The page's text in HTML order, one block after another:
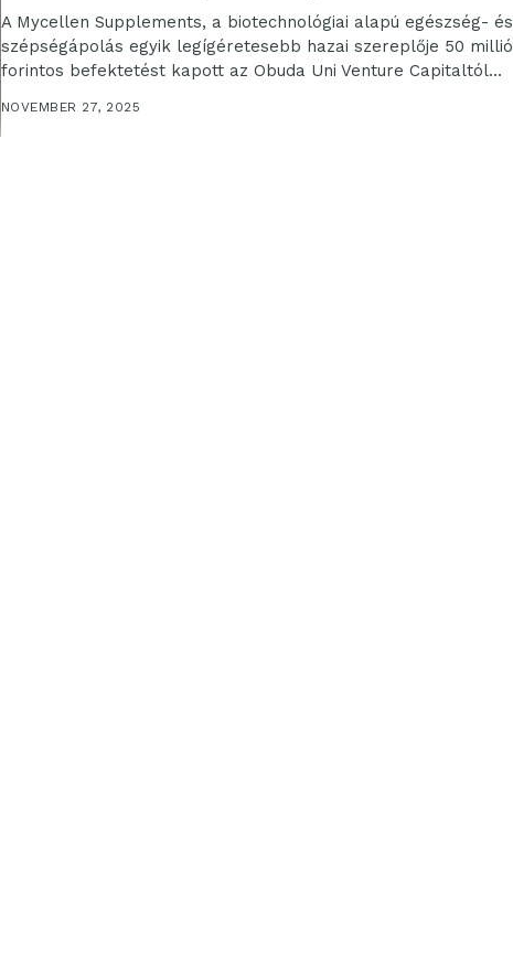
A Mycellen Supplements, a biotechnológiai alapú egészség- és
szépségápolás egyik legígéretesebb hazai szereplője 50 millió
forintos befektetést kapott az Obuda Uni Venture Capitaltól...
NOVEMBER 27, 2025